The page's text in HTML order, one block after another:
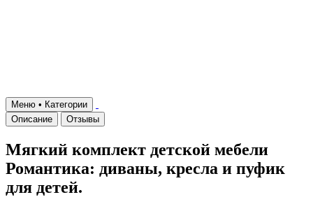
Меню • Категории
Описание
Отзывы
Мягкий комплект детской мебели
Романтика: диваны, кресла и пуфик
для детей.